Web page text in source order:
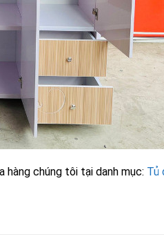
hàng chúng tôi tại danh mục: Tủ